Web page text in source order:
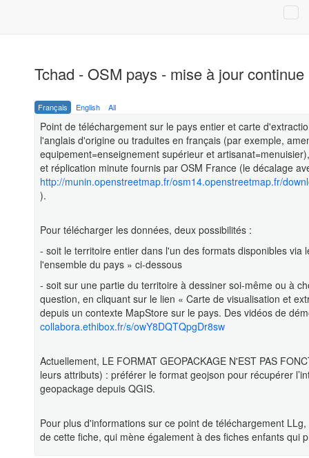
Tchad - OSM pays - mise à jour continue
Français English All
Point de téléchargement sur le pays entier et carte
l'anglais d'origine ou traduites en français (par exemple,
equipement=enseignement supérieur et
et réplication minute fournis par OSM France (le décalage
http://munin.openstreetmap.fr/osm14.openstreetmap.fr/
).
Pour télécharger les données, deux possibilités :
- soit le territoire entier dans l'un des formats disponibles
l'ensemble du pays » ci-dessous
- soit sur une partie du territoire à dessiner soi-même ou à
question, en cliquant sur le lien « Carte de visualisation et
depuis un contexte MapStore sur le pays. Des vidéos de
collabora.ethibox.fr/s/owY8DQTQpgDr8sw
Actuellement, LE FORMAT GEOPACKAGE N'EST PAS
leurs attributs) : préférer le format geojson pour récupérer
geopackage depuis QGIS.
Pour plus d'informations sur ce point de téléchargement
de cette fiche, qui mène également à des fiches enfants qui